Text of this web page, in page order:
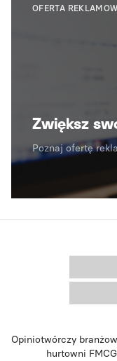
OFERTA
Zwiększ
Poznaj ofertę
Opiniotwórczy
hurtowni